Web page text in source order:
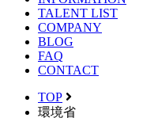
TALENT LIST
COMPANY
BLOG
FAQ
CONTACT
TOP
環境省